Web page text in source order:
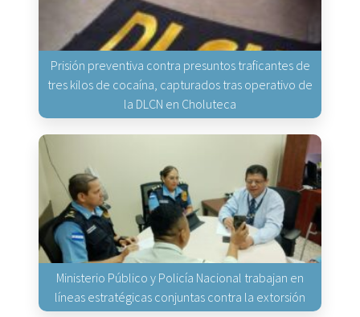
Prisión preventiva contra presuntos traficantes de
tres kilos de cocaína, capturados tras operativo de
la DLCN en Choluteca
Ministerio Público y Policía Nacional trabajan en
líneas estratégicas conjuntas contra la extorsión